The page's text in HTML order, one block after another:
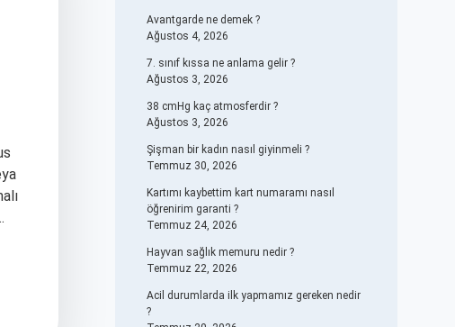
Avantgarde ne demek ?
Ağustos 4, 2026
7. sınıf kıssa ne anlama gelir ?
Ağustos 3, 2026
38 cmHg kaç atmosferdir ?
Ağustos 3, 2026
Şişman bir kadın nasıl giyinmeli ?
Temmuz 30, 2026
Kartımı kaybettim kart numaramı nasıl
öğrenirim garanti ?
Temmuz 24, 2026
Hayvan sağlık memuru nedir ?
Temmuz 22, 2026
Acil durumlarda ilk yapmamız gereken nedir
?